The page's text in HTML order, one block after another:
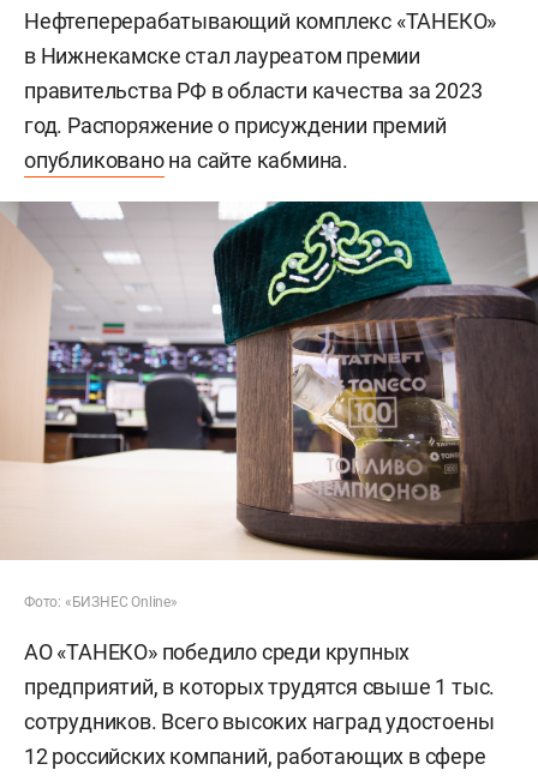
Нефтеперерабатывающий комплекс «ТАНЕКО»
в Нижнекамске стал лауреатом премии
правительства РФ в области качества за 2023
год. Распоряжение о присуждении премий
опубликованона сайте кабмина.
Фото: «БИЗНЕС Online»
АО «ТАНЕКО» победило среди крупных
предприятий, в которых трудятся свыше 1 тыс.
сотрудников. Всего высоких наград удостоены
12 российских компаний, работающих в сфере